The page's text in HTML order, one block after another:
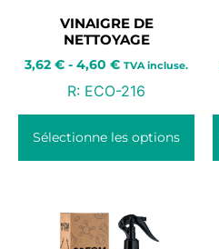
VINAIGRE DE
NETTOYAGE
3,62 € - 4,60 € TVA incluse.
R: ECO-216
Sélectionne les options